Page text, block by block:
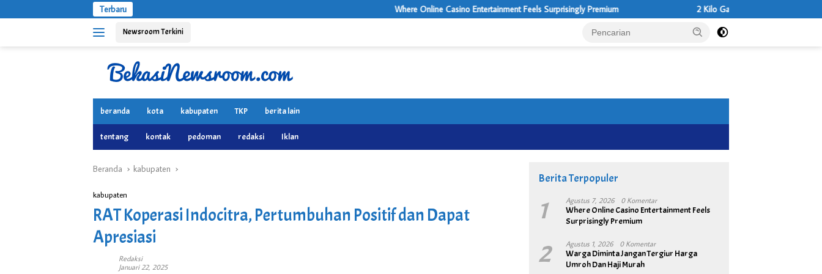
ke
Terbaru Where Online Casino Entertainment Feels Surprisingly Premium 2 Kilo Ganja di Amankan Dsri Tangan Dua Tersanga
Newsroom Terkini
beranda kota kabupaten TKP berita lain
tentang kontak pedoman redaksi Iklan
Beranda kabupaten
kabupaten
RAT Koperasi Indocitra, Pertumbuhan Positif dan Dapat
Apresiasi
Redaksi
Januari 22, 2025
Berita Terpopuler
1 Agustus 7, 2026 0 Komentar
Where Online Casino Entertainment Feels
Surprisingly Premium
2 Agustus 1, 2026 0 Komentar
Warga Diminta Jangan Tergiur Harga
Umroh Dan Haji Murah